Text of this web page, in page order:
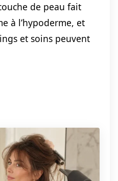
de peau fait
à l’hypoderme, et
et soins peuvent